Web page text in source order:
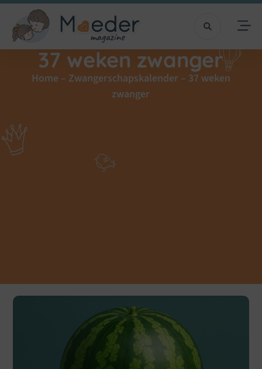
37 weken zwanger
Home – Zwangerschapskalender– 37 weken
zwanger